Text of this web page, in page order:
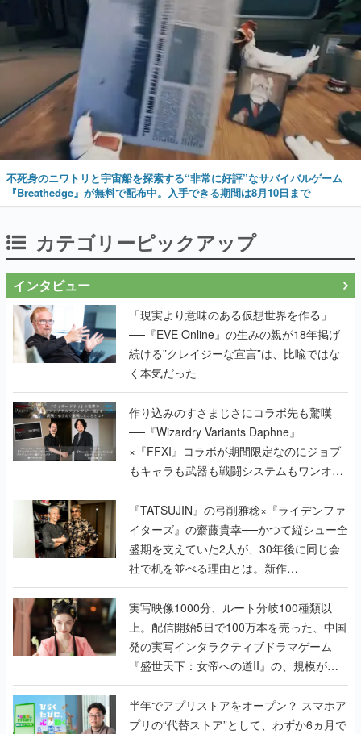
不死身のニワトリと宇宙船を探索する“非常に好評”なサバイバルゲーム
『Breathedge』が無料で配布中。入手できる期間は8月10日まで
カテゴリーピックアップ
インタビュー
「現実より意味のある仮想世界を作る」
──『EVE Online』の生みの親が18年掲げ
続ける”クレイジーな宣言”は、比喩ではな
く本気だった
作り込みのすさまじさにコラボ先も驚嘆
──『Wizardry Variants Daphne』
×『FFXI』コラボが期間限定なのにジョブ
もキャラも武器も戦闘システムもワンオフ
で作り込まれた理由を両ディレクターに聞
く
『TATSUJIN』の弓削雅稔×『ライデンファ
イターズ』の齋藤貴幸──かつて縦シュー全
盛期を支えていた2人が、30年後に同じ会
社で机を並べる理由とは。新作
『TATSUJIN EXTREME』で初タッグを組
んだレジェンド2人に訊く開発秘話
実写映像1000分、ルート分岐100種類以
上。配信開始5日で100万本を売った、中国
発の実写インタラクティブドラマゲーム
『盛世天下：女帝への道II』の、規模が違
うこだわりをプロデューサーに聞いた
半年でアプリストアをオープン？ スマホア
プリの“代替ストア”として、わずか6ヵ月で